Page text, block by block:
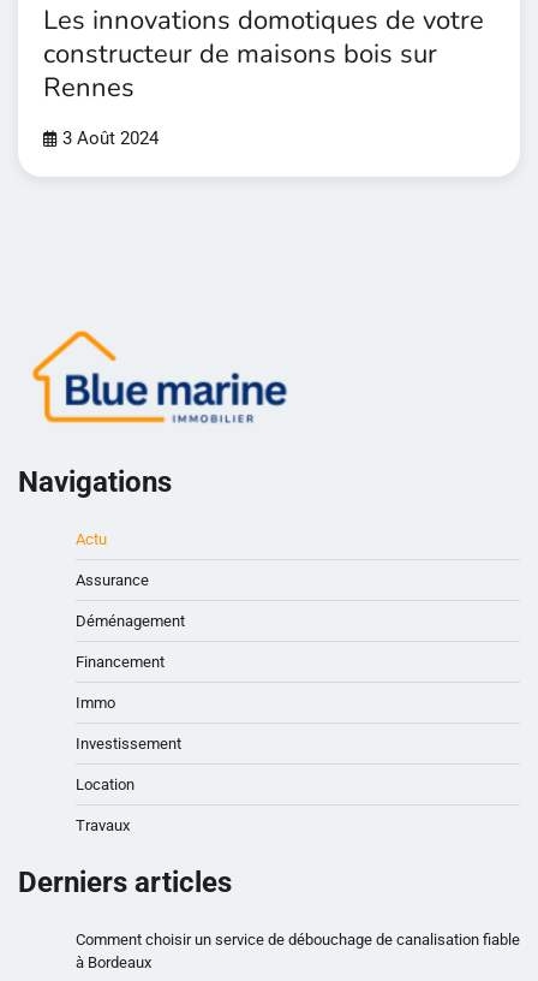
Les innovations domotiques de votre
constructeur de maisons bois sur
Rennes
3 Août 2024
Navigations
Actu
Assurance
Déménagement
Financement
Immo
Investissement
Location
Travaux
Derniers articles
Comment choisir un service de débouchage de canalisation fiable
à Bordeaux